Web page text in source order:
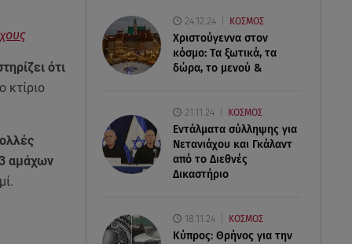
05.08.26 , 20:36
Πόσο καιρό παίρνει σε ένα
δάσος να πρασινίσει ξανά μετά
24.12.24 ΚΟΣΜΟΣ
Χριστούγεννα στον
κόσμο: Tα ξωτικά, τα
δώρα, το μενού &
21.11.24 ΚΟΣΜΟΣ
Εντάλματα σύλληψης για
Νετανιάχου και Γκάλαντ
από το Διεθνές
Δικαστήριο
18.11.24 ΚΟΣΜΟΣ
Κύπρος: Θρήνος για την
ότι
κτίριο
αμάχων